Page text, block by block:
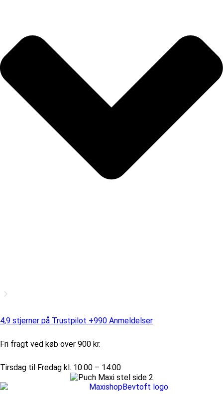
4,9 stjerner på Trustpilot +990 Anmeldelser
Fri fragt ved køb over 900 kr.
Tirsdag til Fredag kl. 10:00 – 14:00